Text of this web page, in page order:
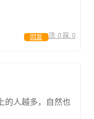
顶: 0 踩: 0
回复
的人越多，自然也